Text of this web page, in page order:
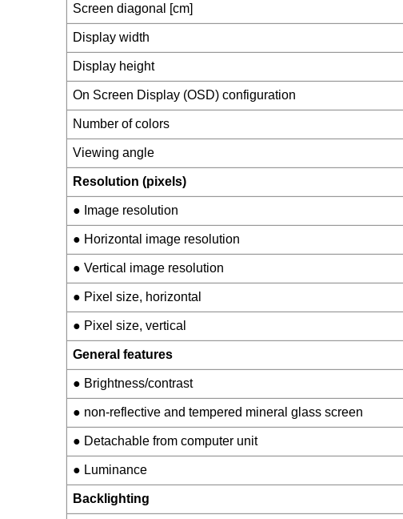
Screen diagonal [cm]
Display width
Display height
On Screen Display (OSD) configuration
Number of colors
Viewing angle
Resolution (pixels)
● Image resolution
● Horizontal image resolution
● Vertical image resolution
● Pixel size, horizontal
● Pixel size, vertical
General features
● Brightness/contrast
● non-reflective and tempered mineral glass screen
● Detachable from computer unit
● Luminance
Backlighting